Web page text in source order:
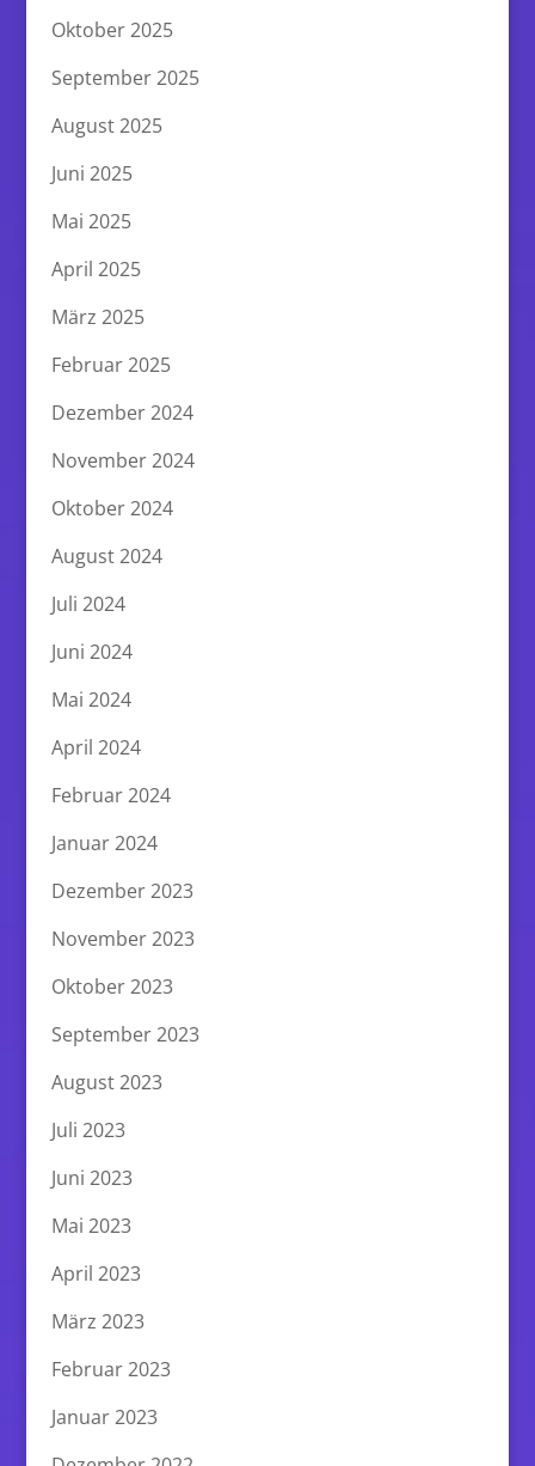
Oktober 2025
September 2025
August 2025
Juni 2025
Mai 2025
April 2025
März 2025
Februar 2025
Dezember 2024
November 2024
Oktober 2024
August 2024
Juli 2024
Juni 2024
Mai 2024
April 2024
Februar 2024
Januar 2024
Dezember 2023
November 2023
Oktober 2023
September 2023
August 2023
Juli 2023
Juni 2023
Mai 2023
April 2023
März 2023
Februar 2023
Januar 2023